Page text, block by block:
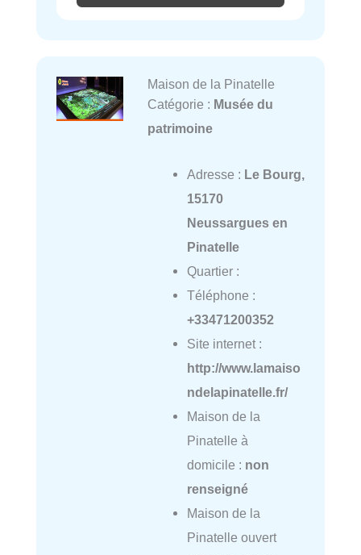
Maison de la Pinatelle
Catégorie : Musée du
patrimoine
Adresse : Le Bourg,
15170
Neussargues en
Pinatelle
Quartier :
Téléphone :
+33471200352
Site internet :
http://www.lamaiso
ndelapinatelle.fr/
Maison de la
Pinatelle à
domicile : non
renseigné
Maison de la
Pinatelle ouvert